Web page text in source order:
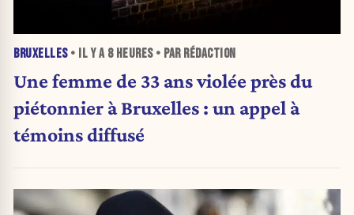
BRUXELLES• IL Y A 8 HEURES• PAR RÉDACTION
Une femme de 33 ans violée près du
piétonnier à Bruxelles : un appel à
témoins diffusé